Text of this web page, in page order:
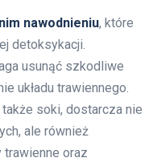
nawodnieniu, które
detoksykacji.
usunąć szkodliwe
układu trawiennego.
soki, dostarcza nie
ale również
oraz